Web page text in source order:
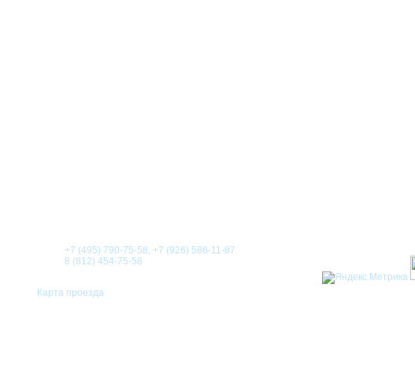
+7 (495) 790-75-58, +7 (926) 586-11-87
8 (812) 454-75-58
Карта проезда